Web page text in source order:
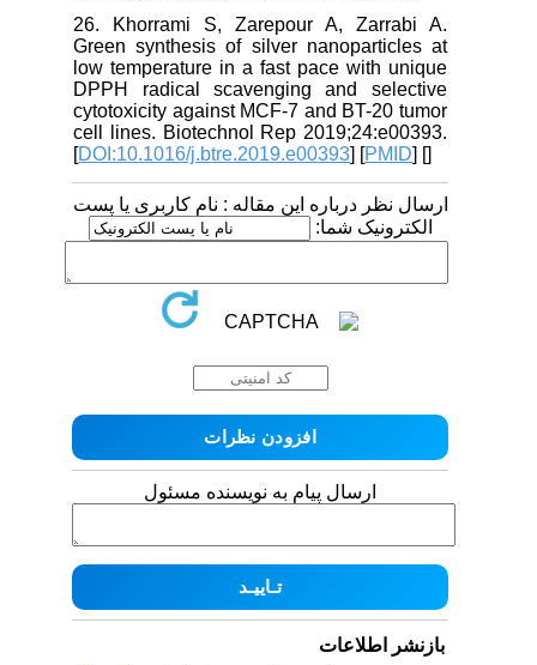
26. Khorrami S, Zarepour A, Zarrabi A.
Green synthesis of silver nanoparticles at
low temperature in a fast pace with unique
DPPH radical scavenging and selective
cytotoxicity against MCF-7 and BT-20 tumor
cell lines. Biotechnol Rep 2019;24:e00393.
[DOI:10.1016/j.btre.2019.e00393] [PMID] [
ارسال نظر درباره این مقاله : نام کاربری یا پست
الکترونیک شما:
ارسال پیام به نویسنده مسئول
بازنشر اطلاعات